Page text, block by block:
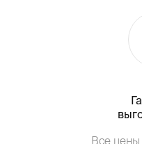
Все цены